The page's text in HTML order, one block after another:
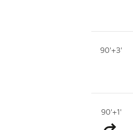
90'+3'
90'+1'